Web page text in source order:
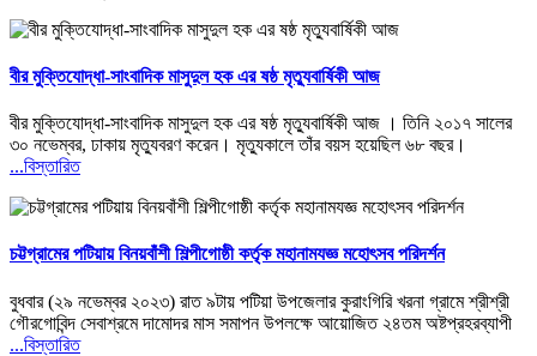
বীর মুক্তিযোদ্ধা-সাংবাদিক মাসুদুল হক এর ষষ্ঠ মৃত্যুবার্ষিকী আজ
বীর মুক্তিযোদ্ধা-সাংবাদিক মাসুদুল হক এর ষষ্ঠ মৃত্যুবার্ষিকী আজ । তিনি ২০১৭ সালের
৩০ নভেম্বর, ঢাকায় মৃত্যুবরণ করেন। মৃত্যুকালে তাঁর বয়স হয়েছিল ৬৮ বছর।
...বিস্তারিত
চট্টগ্রামের পটিয়ায় বিনয়বাঁশী শিল্পীগোষ্ঠী কর্তৃক মহানামযজ্ঞ মহোৎসব পরিদর্শন
বুধবার (২৯ নভেম্বর ২০২৩) রাত ৯টায় পটিয়া উপজেলার কুরাংগিরি খরনা গ্রামে শ্রীশ্রী
গৌরগোবিন্দ সেবাশ্রমে দামোদর মাস সমাপন উপলক্ষে আয়োজিত ২৪তম অষ্টপ্রহরব্যাপী
...বিস্তারিত